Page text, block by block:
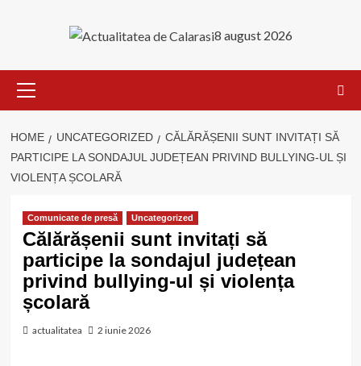
8 august 2026
Menu
HOME UNCATEGORIZED
CĂLĂRĂȘENII SUNT INVITAȚI SĂ
PARTICIPE LA SONDAJUL JUDEȚEAN PRIVIND BULLYING-UL ȘI
VIOLENȚA ȘCOLARĂ
Comunicate de presă Uncategorized
Călărășenii sunt invitați să
participe la sondajul județean
privind bullying-ul și violența
școlară
actualitatea 2 iunie 2026